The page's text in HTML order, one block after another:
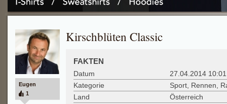
Eugen
1
Kirschblüten Classic
FAKTEN
Datum
27.04.2014 10:01
Kategorie
Sport, Rennen,
Land
Österreich